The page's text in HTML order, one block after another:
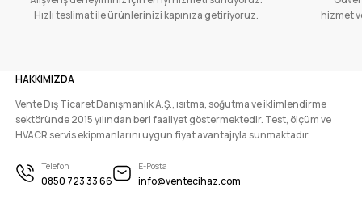
Hızlı teslimat ile ürünlerinizi kapınıza getiriyoruz.
hizmet
HAKKIMIZDA
Vente Dış Ticaret Danışmanlık A.Ş., ısıtma, soğutma ve iklimlendirme
sektöründe 2015 yılından beri faaliyet göstermektedir. Test, ölçüm ve
HVACR servis ekipmanlarını uygun fiyat avantajıyla sunmaktadır.
Telefon
0850 723 33 66
E-Posta
info@ventecihaz.com